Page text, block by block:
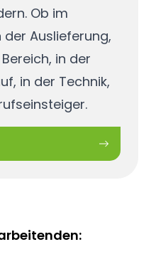
Ob im
der Auslieferung,
in der
in der Technik,